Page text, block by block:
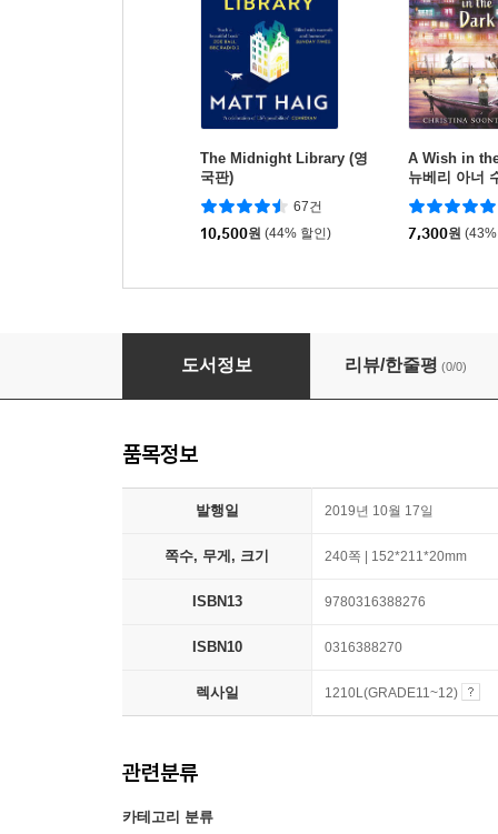
The Midnight Library (영
국판)
67건
10,500원 (44% 할인)
A Wish in
뉴베리 아너
7,300원
The Disappearing Spoon: And Other True
도서정보 리뷰/한줄평 (0/0)
품목정보
발행일 2019년 10월 17일
쪽수, 무게, 크기 240쪽 | 152*211*20mm
ISBN13 9780316388276
ISBN10 0316388270
렉사일 1210L(GRADE11~12)
관련분류
카테고리 분류